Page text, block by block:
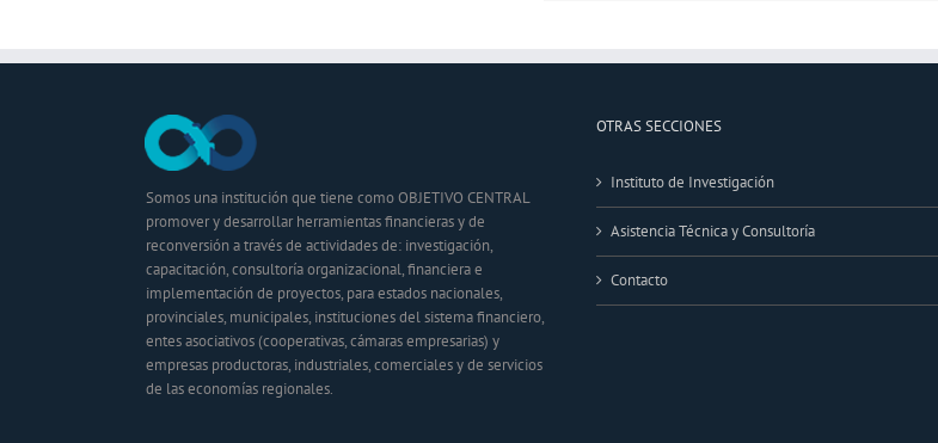
Somos una institución que tiene como OBJETIVO CENTRAL
promover y desarrollar herramientas financieras y de
reconversión a través de actividades de: investigación,
capacitación, consultoría organizacional, financiera e
implementación de proyectos, para estados nacionales,
provinciales, municipales, instituciones del sistema financiero,
entes asociativos (cooperativas, cámaras empresarias) y
empresas productoras, industriales, comerciales y de servicios
de las economías regionales.
OTRAS SECCIONES
Instituto de Investigación
Asistencia Técnica y Consultoría
Contacto